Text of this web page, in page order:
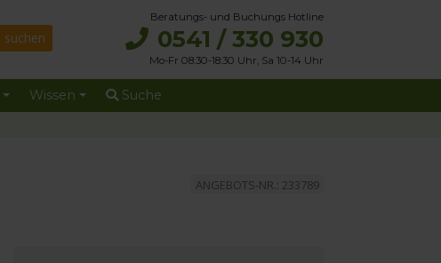
Beratungs- und Buchungs Hotline
0541 / 330 930
Mo-Fr 08:30-18:30 Uhr, Sa 10-14 Uhr
Wissen Suche
ANGEBOTS-NR.: 233789